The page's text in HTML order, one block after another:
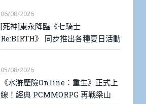
06/08/2026
[死神]東永降臨《七騎士
Re:BIRTH》 同步推出各種夏日活動
05/08/2026
《水滸歷險Online：重生》正式上
線！經典 PCMMORPG 再戰梁山